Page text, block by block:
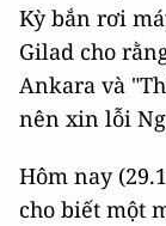
Kỳ bắn rơi
Gilad cho
Ankara và
nên xin lỗi
Hôm nay
cho biết một